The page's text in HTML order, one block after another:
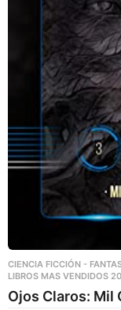
CIENCIA FICCIÓN -
LIBROS MAS VENDIDOS
Ojos Claros: Mil